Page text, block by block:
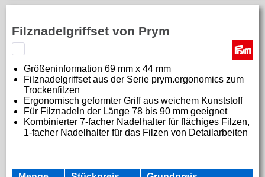
Filznadelgriffset von Prym
Größeninformation 69 mm x 44 mm
Filznadelgriffset aus der Serie prym.ergonomics zum
Trockenfilzen
Ergonomisch geformter Griff aus weichem Kunststoff
Für Filznadeln der Länge 78 bis 90 mm geeignet
Kombinierter 7-facher Nadelhalter für flächiges Filzen,
1-facher Nadelhalter für das Filzen von Detailarbeiten